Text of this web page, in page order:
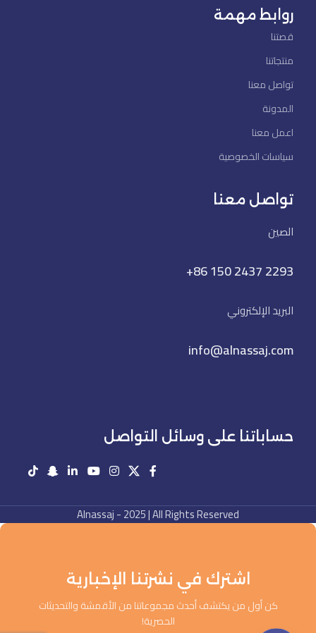
روابط مهمة
قصتنا
منتجاتنا
تواصل معنا
المدونة
اعمل معنا
سياسات الخصوصية
تواصل معنا
الصين
+86 150 2437 2293
البريد الإلكتروني
info@alnassaj.com
حساباتنا على وسائل التواصل
Alnassaj - 2025 | All Rights Reserved
اشترك في نشرتنا الإخبارية
كن أول من يكتشف أحدث مجموعاتنا من الأقمشة والتحديثات
الحصرية!